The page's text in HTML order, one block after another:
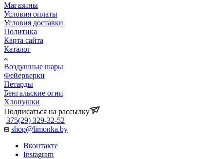
Магазины
Условия оплаты
Условия доставки
Политика
Карта сайта
Каталог
Воздушные шары
Фейерверки
Петарды
Бенгальские огни
Хлопушки
Подписаться на рассылку
375(29) 329-32-52
shop@limonka.by
Вконтакте
Instagram